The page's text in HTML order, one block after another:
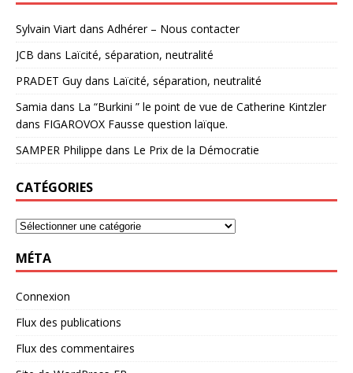
Sylvain Viart dans Adhérer – Nous contacter
JCB dans Laïcité, séparation, neutralité
PRADET Guy dans Laïcité, séparation, neutralité
Samia dans La “Burkini ” le point de vue de Catherine Kintzler
dans FIGAROVOX Fausse question laïque.
SAMPER Philippe dans Le Prix de la Démocratie
CATÉGORIES
MÉTA
Connexion
Flux des publications
Flux des commentaires